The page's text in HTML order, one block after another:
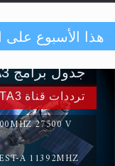
هذا الأسبوع على
ترددات قناة MTA3 العربية:
27500 V
A 11392MHZ
جدول برامج MTA3